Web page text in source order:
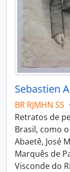
Sebastien
BR RJMHN SS ·
Retratos de
Brasil, como
Abaetê, José
Marquês de
Visconde do